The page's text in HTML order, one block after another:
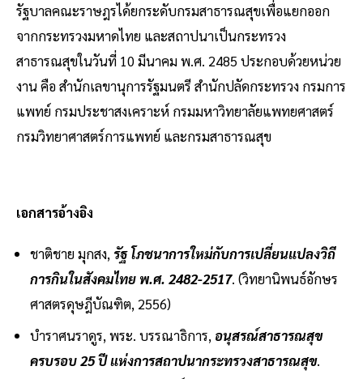
รัฐบาลคณะราษฎรได้ยกระดับกรมสาธารณสุขเพื่อแยกออก
จากกระทรวงมหาดไทย และสถาปนาเป็นกระทรวง
สาธารณสุขในวันที่ 10 มีนาคม พ.ศ. 2485 ประกอบด้วยหน่วย
งาน คือ สำนักเลขานุการรัฐมนตรี สำนักปลัดกระทรวง กรมการ
แพทย์ กรมประชาสงเคราะห์ กรมมหาวิทยาลัยแพทยศาสตร์
กรมวิทยาศาสตร์การแพทย์ และกรมสาธารณสุข
เอกสารอ้างอิง
ชาติชาย มุกสง, รัฐ โภชนาการใหม่กับการเปลี่ยนแปลงวิถี
การกินในสังคมไทย พ.ศ. 2482-2517. (วิทยานิพนธ์อักษร
ศาสตรดุษฎีบัณฑิต, 2556)
บําราศนราดูร, พระ. บรรณาธิการ, อนุสรณ์สาธารณสุข
ครบรอบ 25 ปี แห่งการสถาปนากระทรวงสาธารณสุข.